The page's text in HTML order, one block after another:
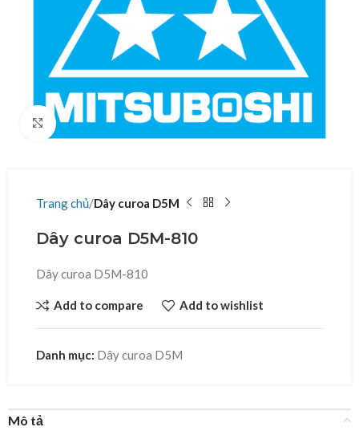
Click to enlarge
Trang chủ Dây curoa D5M
Dây curoa D5M-810
Dây curoa D5M-810
Add to compare Add to wishlist
Danh mục: Dây curoa D5M
Mô tả